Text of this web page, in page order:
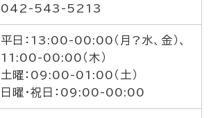
042-543-5213
平日：13:00-00:00（月?水、金）、
11:00-00:00（木）
土曜：09:00-01:00（土）
日曜・祝日：09:00-00:00